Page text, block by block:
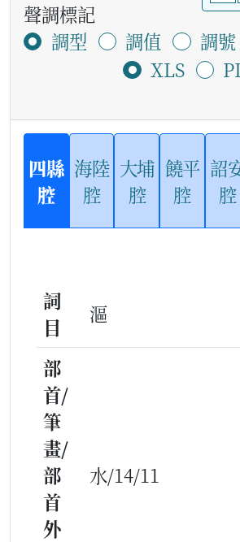
聲調標記
調型
調值
調號
XLS
四縣
腔
海陸
腔
大埔
腔
饒平
腔
詔
腔
詞
目
漚
部
首/
筆
畫/
部
首
外
水/14/11